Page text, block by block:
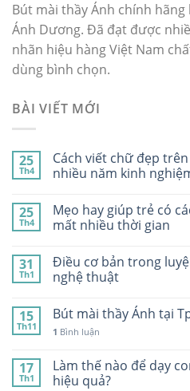
Bút mài thầy Ánh chính
Ánh Dương. Đã đạt được
nhãn hiệu hàng Việt Nam
dùng bình chọn.
BÀI VIẾT MỚI
25
Th4
Cách viết chữ đẹp
nhiều năm kinh
25
Th4
Mẹo hay giúp trẻ có
mất nhiều thời gian
31
Th1
Điều cơ bản trong
nghệ thuật
15
Th11
Bút mài thầy Ánh tại
1 Bình luận
17
Th1
Làm thế nào để dạy
hiệu quả?